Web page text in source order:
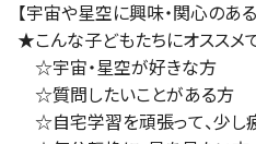
【宇宙や星空に興味・関心のあ
★こんな子どもたちにオススメ
☆宇宙・星空が好きな方
☆質問したいことがある方
☆自宅学習を頑張って、少し